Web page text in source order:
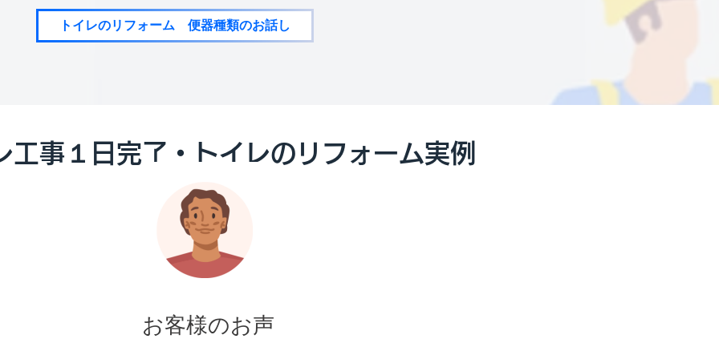
トイレのリフォーム 便器種類のお話し
工事１日完了・トイレのリフォーム実例
お客様のお声